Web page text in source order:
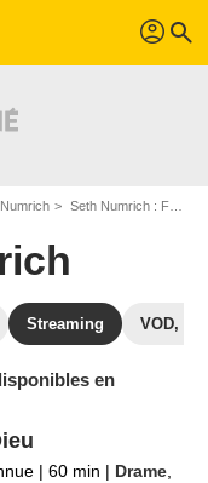
profil search
Seth Numrich : Films et séries online
Streaming VOD,
en
| 60 min | Drame